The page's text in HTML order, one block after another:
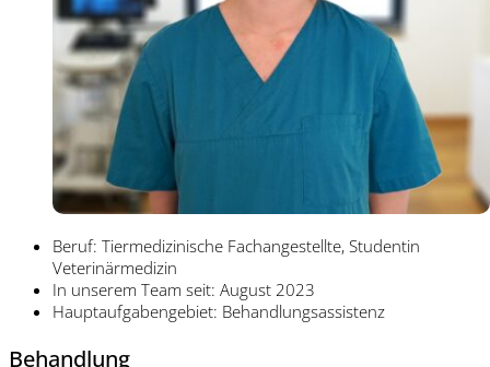
Beruf: Tiermedizinische Fachangestellte, Studentin
Veterinärmedizin
In unserem Team seit: August 2023
Hauptaufgabengebiet: Behandlungsassistenz
Behandlung